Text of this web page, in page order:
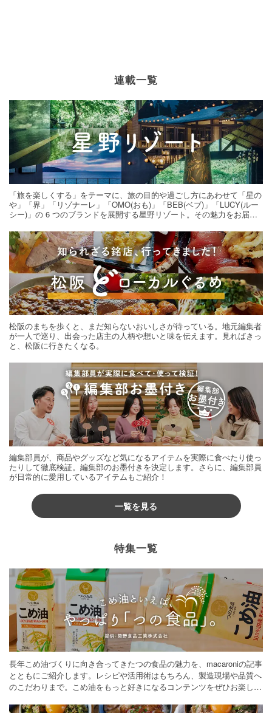
連載一覧
「旅を楽しくする」をテーマに、旅の目的や過ごし方にあわせて「星の
や」「界」「リゾナーレ」「OMO(おも)」「BEB(ベブ)」「LUCY(ルー
シー)」の 6 つのブランドを展開する星野リゾート。その魅力をお届け
松阪のまちを歩くと、まだ知らないおいしさが待っている。地元編集者
が一人で巡り、出会った店主の人柄や想いと味を伝えます。見ればきっ
と、松阪に行きたくなる。
編集部員が、商品やグッズなど気になるアイテムを実際に食べたり使っ
たりして徹底検証。編集部のお墨付きを決定します。さらに、編集部員
が日常的に愛用しているアイテムもご紹介！
一覧を見る
特集一覧
長年こめ油づくりに向き合ってきたつの食品の魅力を、macaroniの記事
とともにご紹介します。レシピや活用術はもちろん、製造現場や品質へ
のこだわりまで。こめ油をもっと好きになるコンテンツをぜひお楽しみ